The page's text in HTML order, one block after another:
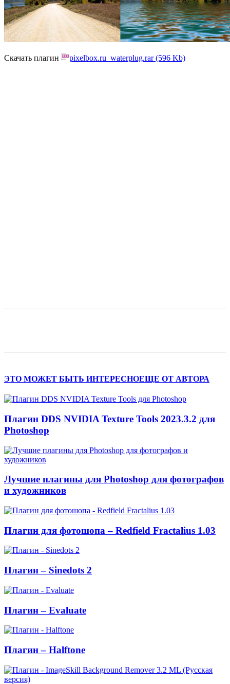
Скачать плагин pixelbox.ru_waterplug.rar (596 Kb)
ЭТО МОЖЕТ БЫТЬ ИНТЕРЕСНОЕЩЕ ОТ АВТОРА
Плагин DDS NVIDIA Texture Tools 2023.3.2 для
Photoshop
Лучшие плагины для Photoshop для фотографов
и художников
Плагин для фотошопа – Redfield Fractalius 1.03
Плагин – Sinedots 2
Плагин – Evaluate
Плагин – Halftone